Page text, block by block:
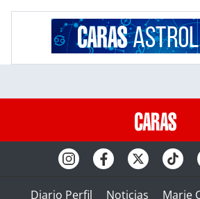
Diario Perfil Noticias Marie